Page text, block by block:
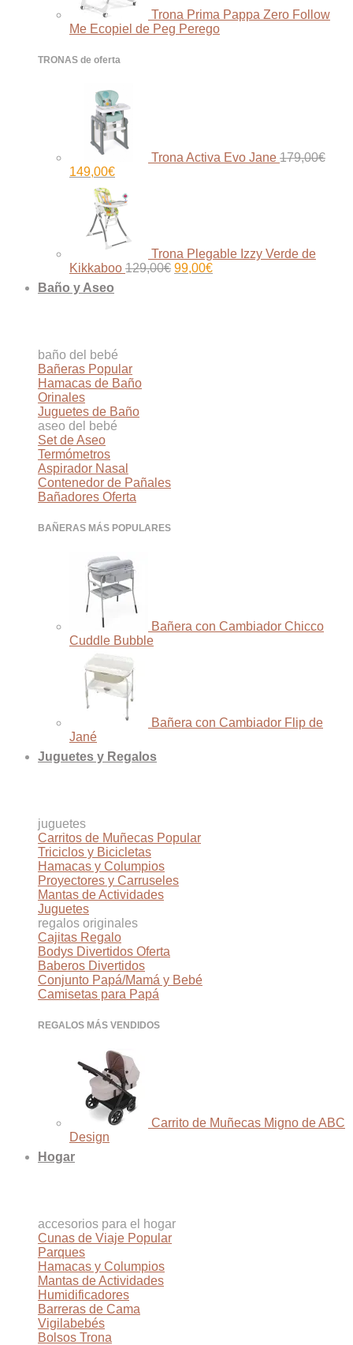
Trona Prima Pappa Zero Follow
Me Ecopiel de Peg Perego
TRONAS de oferta
Trona Activa Evo Jane 179,00€
El
precio
original
179,00€.
149,00€El
actual
es:
149,00€.
Trona Plegable Izzy Verde de
Kikkaboo 129,00€ El
99,00€El
Baño y Aseo
baño del bebé
Bañeras
Hamacas de Baño
Orinales
Juguetes de Baño
aseo del bebé
Set de Aseo
Termómetros
Aspirador Nasal
Contenedor de Pañales
Bañadores
BAÑERAS MÁS POPULARES
Bañera con Cambiador Chicco
Cuddle Bubble
Bañera con Cambiador Flip de
Jané
Juguetes y Regalos
juguetes
Carritos de Muñecas
Triciclos y Bicicletas
Hamacas y Columpios
Proyectores y Carruseles
Mantas de Actividades
Juguetes
regalos originales
Cajitas Regalo
Bodys Divertidos
Baberos Divertidos
Conjunto Papá/Mamá y Bebé
Camisetas para Papá
REGALOS MÁS VENDIDOS
Carrito de Muñecas Migno de ABC
Design
Hogar
accesorios para el hogar
Cunas de Viaje
Parques
Hamacas y Columpios
Mantas de Actividades
Humidificadores
Barreras de Cama
Vigilabebés
Bolsos Trona